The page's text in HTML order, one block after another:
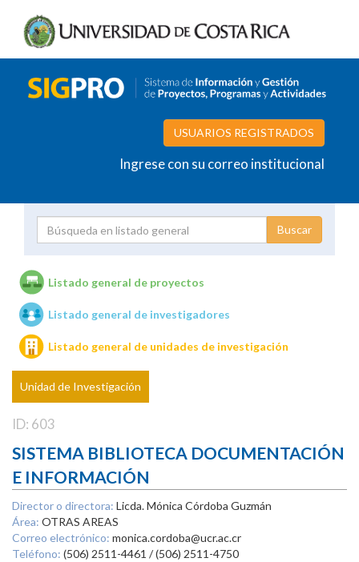
USUARIOS REGISTRADOS
Ingrese con su correo institucional
Unidades de investigación
Listado general de proyectos
Listado general de investigadores
Listado general de unidades de investigación
Unidad de Investigación
ID: 603
SISTEMA BIBLIOTECA DOCUMENTACIÓN
E INFORMACIÓN
Director o directora: Licda. Mónica Córdoba Guzmán
Área: OTRAS AREAS
Correo electrónico: monica.cordoba@ucr.ac.cr
Teléfono: (506) 2511-4461 / (506) 2511-4750